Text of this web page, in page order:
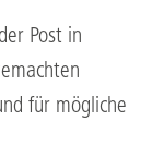
Post in
für mögliche